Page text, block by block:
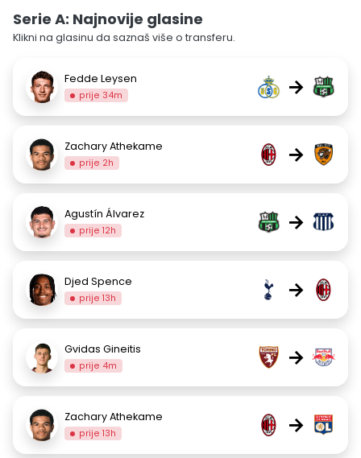
Serie A: Najnovije glasine
Klikni na glasinu da saznaš više o transferu.
Fedde Leysen
prije 34m →
Zachary Athekame
prije 2h →
Agustín Álvarez
prije 12h →
Djed Spence
prije 13h →
Gvidas Gineitis
prije 4m →
Zachary Athekame
prije 13h →